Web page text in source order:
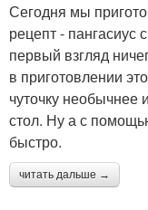
Сегодня мы
рецепт - пангасиус
первый взгляд
в приготовлении
чуточку необычнее
стол. Ну а с
быстро.
читать дальше →